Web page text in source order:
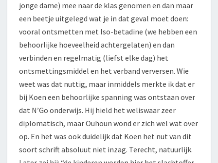
jonge dame) mee naar de klas genomen en dan maar
een beetje uitgelegd wat je in dat geval moet doen:
vooral ontsmetten met Iso-betadine (we hebben een
behoorlijke hoeveelheid achtergelaten) en dan
verbinden en regelmatig (liefst elke dag) het
ontsmettingsmiddel en het verband verversen. Wie
weet was dat nuttig, maar inmiddels merkte ik dat er
bij Koen een behoorlijke spanning was ontstaan over
dat N’Go onderwijs. Hij hield het weliswaar zeer
diplomatisch, maar Ouhoun wond er zich wel wat over
op. En het was ook duidelijk dat Koen het nut van dit
soort schrift absoluut niet inzag. Terecht, natuurlijk.